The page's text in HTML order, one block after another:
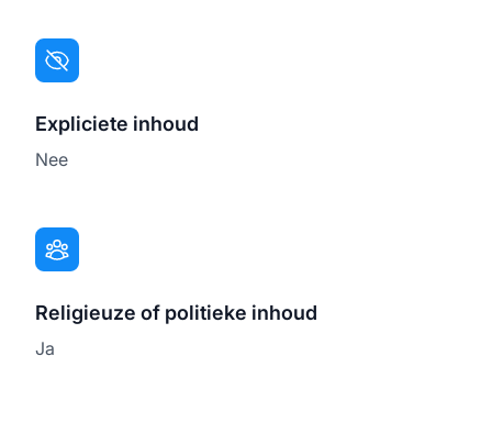
Expliciete inhoud
Nee
Religieuze of politieke inhoud
Ja